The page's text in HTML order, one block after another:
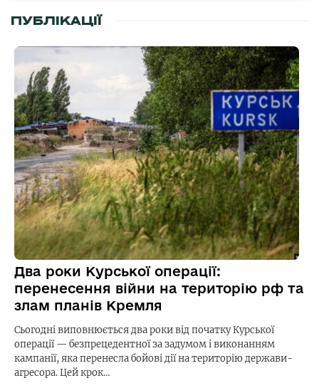
ПУБЛІКАЦІЇ
Два роки Курської операції:
перенесення війни на територію рф та
злам планів Кремля
Сьогодні виповнюється два роки від початку Курської
операції — безпрецедентної за задумом і виконанням
кампанії, яка перенесла бойові дії на територію держави-
агресора. Цей крок…